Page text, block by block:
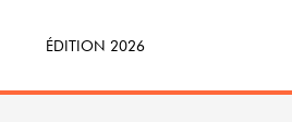
ÉDITION 2026